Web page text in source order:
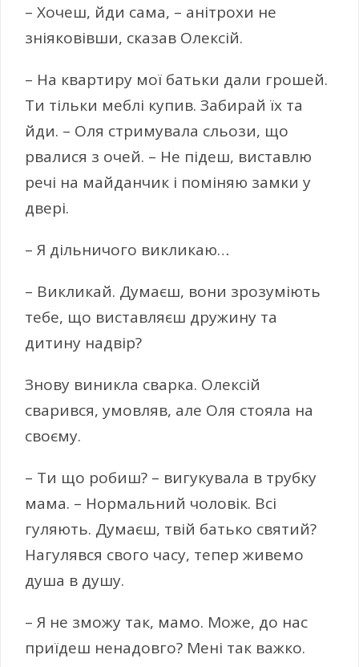
– Хочеш, йди сама, – анітрохи не
зніяковівши, сказав Олексій.
– На квартиру мої батьки дали грошей.
Ти тільки меблі купив. Забирай їх та
йди. – Оля стримувала сльози, що
рвалися з очей. – Не підеш, виставлю
речі на майданчик і поміняю замки у
двері.
– Я дільничого викликаю…
– Викликай. Думаєш, вони зрозуміють
тебе, що виставляєш дружину та
дитину надвір?
Знову виникла сварка. Олексій
сварився, умовляв, але Оля стояла на
своєму.
– Ти що робиш? – вигукувала в трубку
мама. – Нормальний чоловік. Всі
гуляють. Думаєш, твій батько святий?
Нагулявся свого часу, тепер живемо
душа в душу.
– Я не зможу так, мамо. Може, до нас
приїдеш ненадовго? Мені так важко.